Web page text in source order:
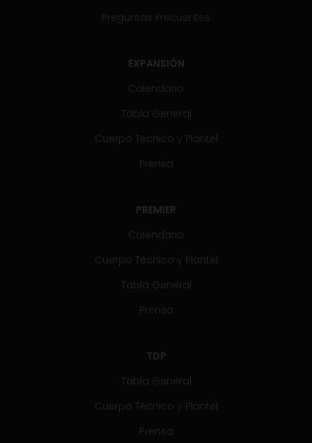
Preguntas Frecuentes
EXPANSIÓN
Calendario
Tabla General
Cuerpo Técnico y Plantel
Prensa
PREMIER
Calendario
Cuerpo Técnico y Plantel
Tabla General
Prensa
TDP
Tabla General
Cuerpo Técnico y Plantel
Prensa